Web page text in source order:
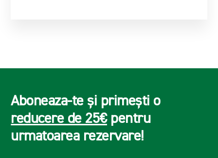
Aboneaza-te și primești o
reducere de 25€pentru
urmatoarea rezervare!